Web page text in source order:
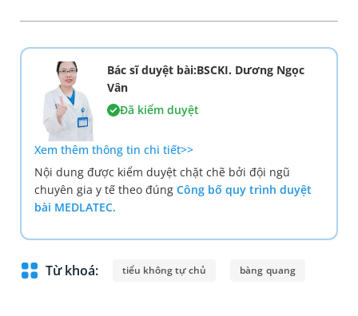
Bác sĩ duyệt bài:BSCKI. Dương Ngọc
Vân
Đã kiểm duyệt
Xem thêm thông tin chi tiết>>
Nội dung được kiểm duyệt chặt chẽ bởi đội ngũ
chuyên gia y tế theo đúng Công bố quy trình duyệt
bài MEDLATEC.
Từ khoá: tiểu không tự chủ bàng quang